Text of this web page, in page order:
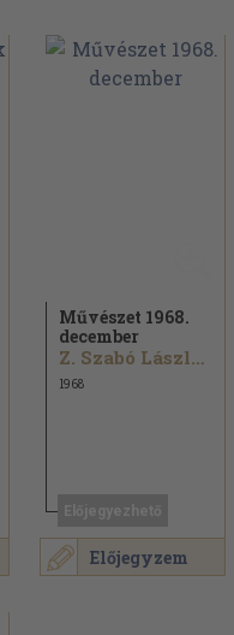
Előjegyzem
Művészet 1968.
december
Z. Szabó László...
1968